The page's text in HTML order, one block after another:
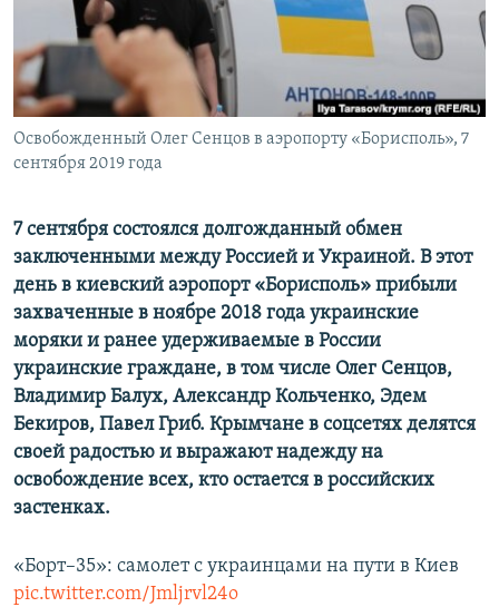
ПОБЕДИТЕЛЕЙ НЕ СУДЯТ?
КРЫМ.НЕПОКОРЕННЫЙ
ELIFBE
УКРАИНСКАЯ ПРОБЛЕМА КРЫМА
ПРИСОЕДИНЯЙТЕСЬ!
Все сайты RFE/RL
Освобожденный Олег Сенцов в аэропорту «Борисполь», 7
сентября 2019 года
7 сентября состоялся долгожданный обмен
заключенными между Россией и Украиной. В этот
день в киевский аэропорт «Борисполь» прибыли
захваченные в ноябре 2018 года украинские
моряки и ранее удерживаемые в России
украинские граждане, в том числе Олег Сенцов,
Владимир Балух, Александр Кольченко, Эдем
Бекиров, Павел Гриб. Крымчане в соцсетях делятся
своей радостью и выражают надежду на
освобождение всех, кто остается в российских
застенках.
«Борт–35»: самолет с украинцами на пути в Киев
pic.twitter.com/Jmljrvl24o